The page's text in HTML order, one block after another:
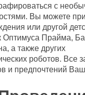
с
Вы можете
или другой
Оптимуса Прайма,
а также других
роботов. Все
и предпочтений